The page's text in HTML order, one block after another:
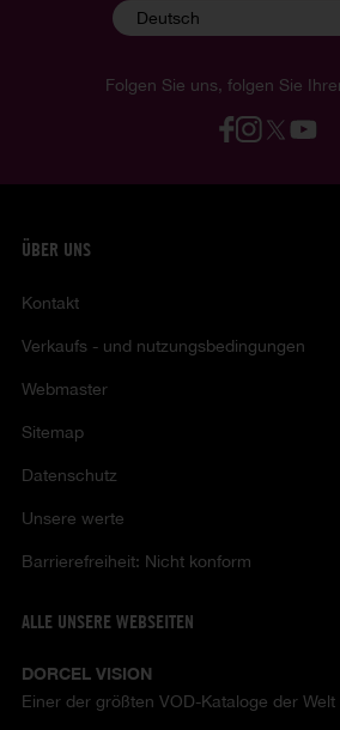
Folgen Sie uns, folgen Sie
Deutsch
ÜBER UNS
Kontakt
Verkaufs - und nutzungsbedingungen
Webmaster
Sitemap
Datenschutz
Unsere werte
Barrierefreiheit: Nicht konform
ALLE UNSERE WEBSEITEN
DORCEL VISION
Einer der größten VOD-Kataloge der Welt